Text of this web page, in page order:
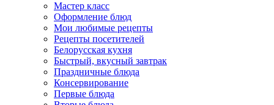
Мастер класс
Оформление блюд
Мои любимые рецепты
Рецепты посетителей
Белорусская кухня
Быстрый, вкусный завтрак
Праздничные блюда
Консервирование
Первые блюда